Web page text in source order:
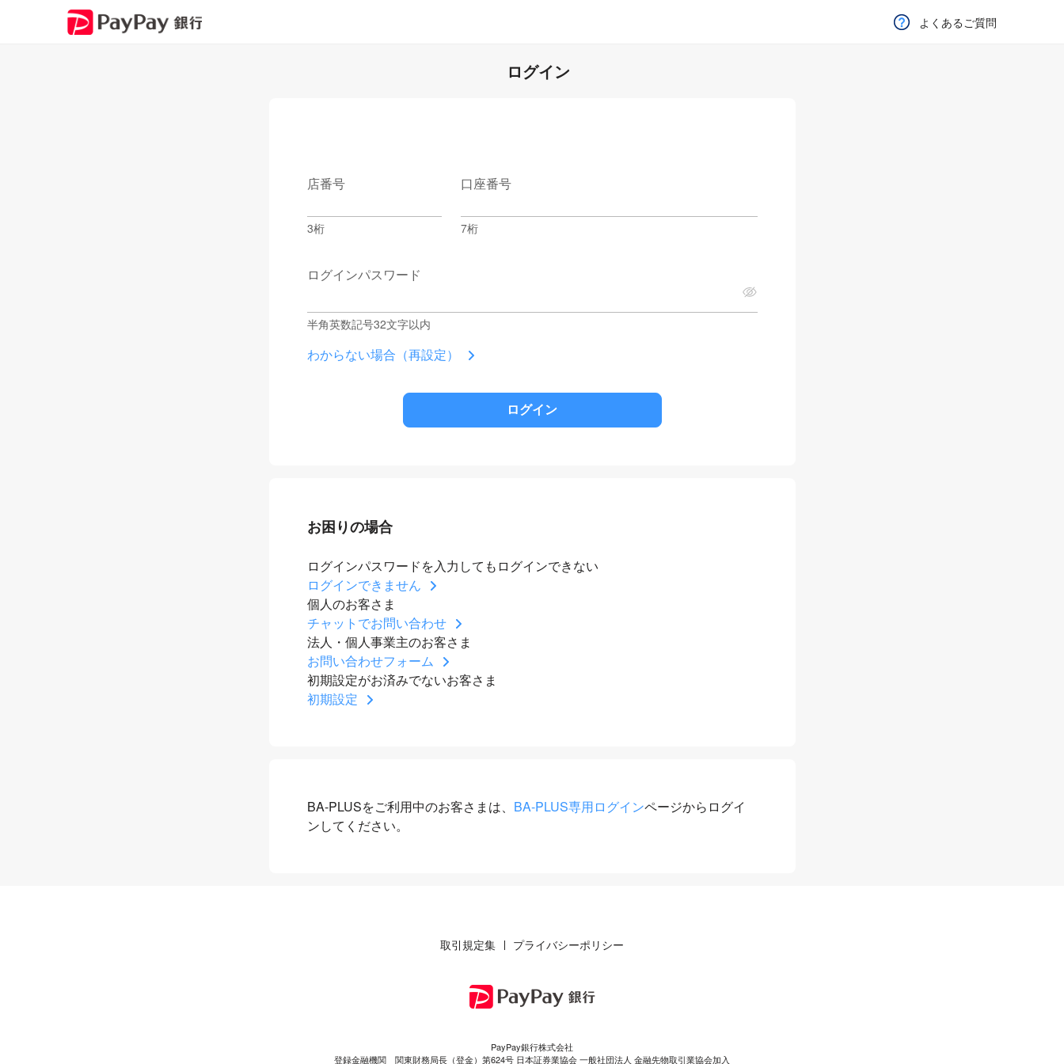
よくあるご質問
ログイン
店番号
3桁
口座番号
7桁
ログインパスワード
半角英数記号32文字以内
わからない場合（再設定）
お困りの場合
ログインパスワードを入力してもログインできない
ログインできません
個人のお客さま
チャットでお問い合わせ
法人・個人事業主のお客さま
お問い合わせフォーム
初期設定がお済みでないお客さま
初期設定
BA-PLUSをご利用中のお客さまは、 BA-PLUS専用ログインページからログイ
ンしてください。
取引規定集 プライバシーポリシー
PayPay銀行株式会社
登録金融機関 関東財務局長（登金）第624号 日本証券業協会 一般社団法人 金融先物取引業協会加入